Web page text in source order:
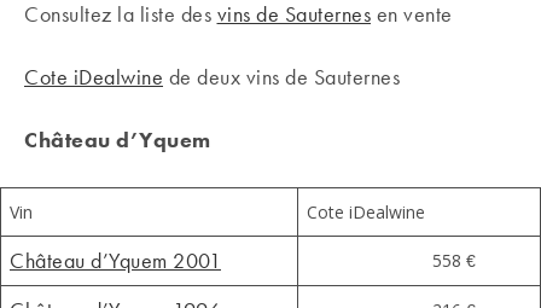
Consultez la liste des vins de Sauternes en vente
Cote iDealwine de deux vins de Sauternes
Château d’Yquem
Vin Cote iDealwine
Château d’Yquem 2001 558 €